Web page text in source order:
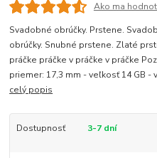
Ako ma
Svadobné obrúčky. Prstene.
obrúčky. Snubné prstene. Zlaté
práčke práčke v práčke v práčke
priemer: 17,3 mm - veľkosť 14 GB -
celý popis
Dostupnosť 3-7 dní